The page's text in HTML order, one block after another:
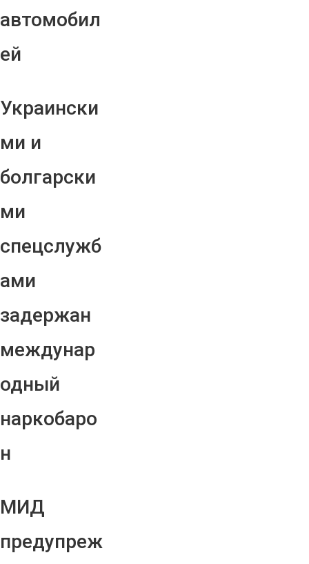
автомобил
ей
Украински
ми и
болгарски
ми
спецслужб
ами
задержан
междунар
одный
наркобаро
н
МИД
предупреж